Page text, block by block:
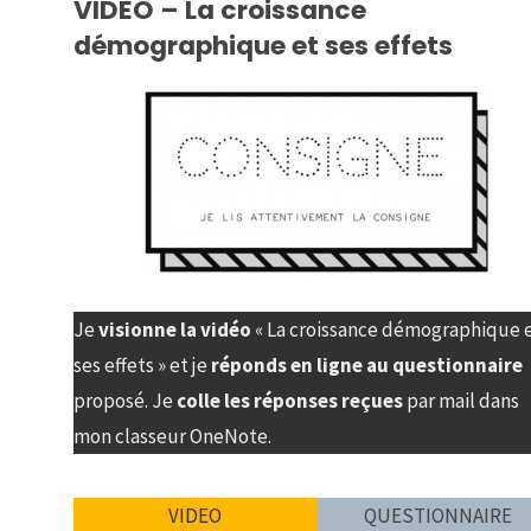
VIDEO – La croissance
démographique et ses effets
Jevisionne la vidéo « La croissance démographique
ses effets » et je réponds en ligne au questionnaire
proposé. Je colle les réponses reçuespar mail dans
mon classeur OneNote.
VIDEO QUESTIONNAIRE